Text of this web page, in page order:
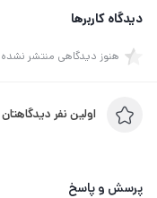
دیدگاه کاربرها
هنوز دیدگاهی منتشر نشده
اولین نفر دیدگاهتان
پرسش و پاسخ